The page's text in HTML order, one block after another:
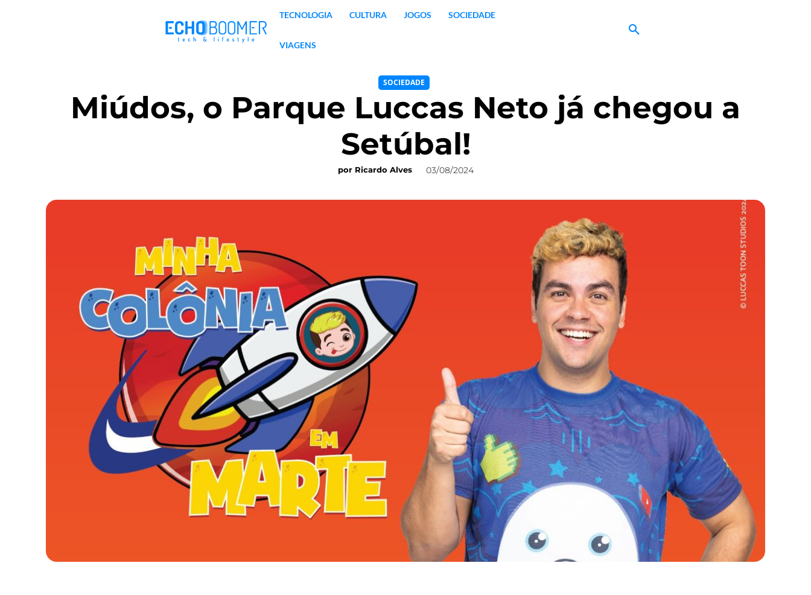
TECNOLOGIA CULTURA JOGOS SOCIEDADE
VIAGENS
SOCIEDADE
Miúdos, o Parque Luccas Neto já chegou a
Setúbal!
por Ricardo Alves 03/08/2024